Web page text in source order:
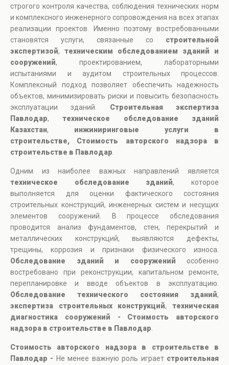
строгого контроля качества, соблюдения технических норм
и комплексного инженерного сопровождения на всех этапах
реализации проектов. Именно поэтому востребованными
становятся услуги, связанные со строительной
экспертизой, техническим обследованием зданий и
сооружений, проектированием, лабораторными
испытаниями и аудитом строительных процессов.
Комплексный подход позволяет обеспечить надежность
объектов, минимизировать риски и повысить безопасность
эксплуатации зданий. Строительная экспертиза
Павлодар,техническое обследование зданий
Казахстан, инжиниринговые услуги в
строительстве, Стоимость авторского надзора в
строительстве в Павлодар
Одним из наиболее важных направлений является
техническое обследование зданий, которое
выполняется для оценки фактического состояния
строительных конструкций, инженерных систем и несущих
элементов сооружений. В процессе обследования
проводится анализ фундаментов, стен, перекрытий и
металлических конструкций, выявляются дефекты,
трещины, коррозия и признаки физического износа.
Обследование зданий и сооружений особенно
востребовано при реконструкции, капитальном ремонте,
перепланировке и вводе объектов в эксплуатацию.
Обследование технического состояния зданий,
экспертиза строительных конструкций,техническая
диагностика сооружений - Стоимость авторского
надзора в строительстве в Павлодар
Стоимость авторского надзора в строительстве в
Павлодар - Не менее важную роль играет строительная